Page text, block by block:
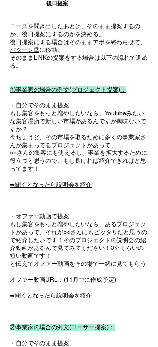
後日提案
ニーズを聞き出したあとは、そのまま提案するの
か、後日提案にするのかを決める。
​後日提案にする場合はそのままアポを終わらせて、
パターン②に移動。
そのままLINKの提案をする場合は以下の流れで進め
る。
①事業家の場合の例文(プロジェクト提案)：
​・ 自分でそのまま提案
もし集客をもっと増やしたいなら、Youtubeみたい
な集客場所で新しい市場があるんですが興味ないで
すか？​
今ちょうど、その市場を取るために多くの事業家さ
んが集まってるプロジェクトがあって、
○○さんの集客にも使えるし、事業を拡大するために
役立つと思うので、​もし良ければ紹介できればと思
ってます！
​➡聞くとなったら説明会を紹介
・オファー動画で提案
もし集客をもっと増やしたいなら、あるプロジェク
トがあって、それが○○さんにもピッタリだと思うの
で紹介したいです！そのプロジェクトの説明会の紹
介動画があるんで見てみてください！3分くらいの
短い動画です！
と伝えてオファー動画をその場で一緒に見てもらう​
​オファー動画URL：(11月中に作成予定)
​➡聞くとなったら説明会を紹介
②事業家の場合の例文(ユーザー提案) ：
・ 自分でそのまま提案